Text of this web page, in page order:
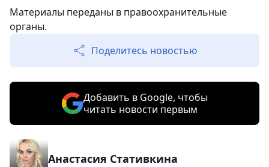
Материалы переданы в правоохранительные
органы.
Поделитесь новостью
Добавить в Google, чтобы
читать новости первым
Анастасия Стативкина